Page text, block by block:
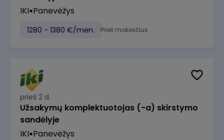
IKI Panevėžys
1280 - 1380 €/mėn. Prieš mokesčius
prieš 2 d.
Užsakymų komplektuotojas (-a) skirstymo
sandėlyje
IKI Panevėžys